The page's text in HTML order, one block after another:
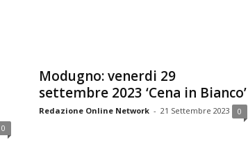
0
Modugno: venerdi 29
settembre 2023 ‘Cena in Bianco’
Redazione Online Network - 21 Settembre 2023 0